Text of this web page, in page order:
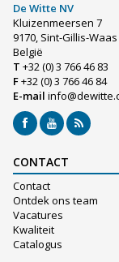
De Witte NV
Kluizenmeersen 7
9170, Sint-Gillis-Waas
België
T +32 (0) 3 766 46 83
F+32 (0) 3 766 46 84
E-mail
CONTACT
Contact
Ontdek ons team
Vacatures
Kwaliteit
Catalogus